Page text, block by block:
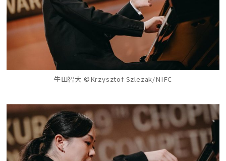
牛田智大 ©Krzysztof Szlezak/NIFC